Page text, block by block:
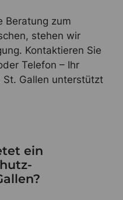
Beratung zum
stehen wir
Kontaktieren Sie
Telefon – Ihr
Gallen unterstützt
ein